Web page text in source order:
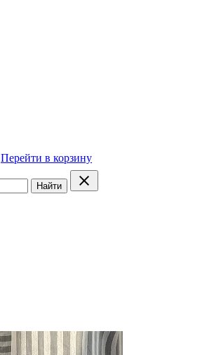
Перейти в корзину
Найти